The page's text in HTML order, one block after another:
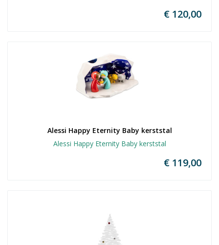
€ 120,00
Alessi Happy Eternity Baby kerststal
Alessi Happy Eternity Baby kerststal
€ 119,00